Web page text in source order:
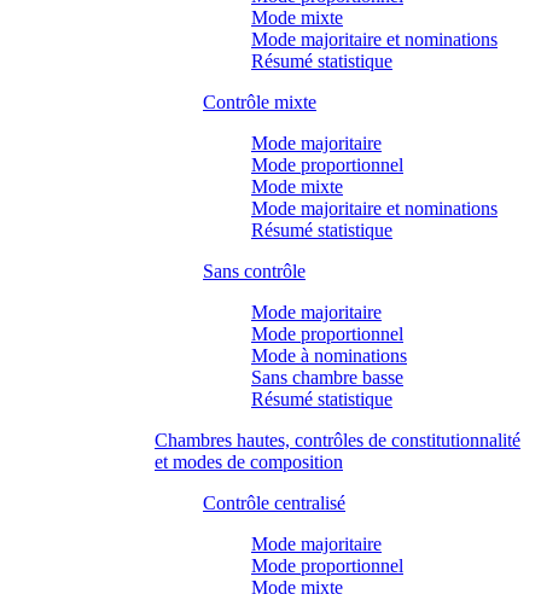
Mode mixte
Mode majoritaire et nominations
Résumé statistique
Contrôle mixte
Mode majoritaire
Mode proportionnel
Mode mixte
Mode majoritaire et nominations
Résumé statistique
Sans contrôle
Mode majoritaire
Mode proportionnel
Mode à nominations
Sans chambre basse
Résumé statistique
Chambres hautes, contrôles de constitutionnalité
et modes de composition
Contrôle centralisé
Mode majoritaire
Mode proportionnel
Mode mixte